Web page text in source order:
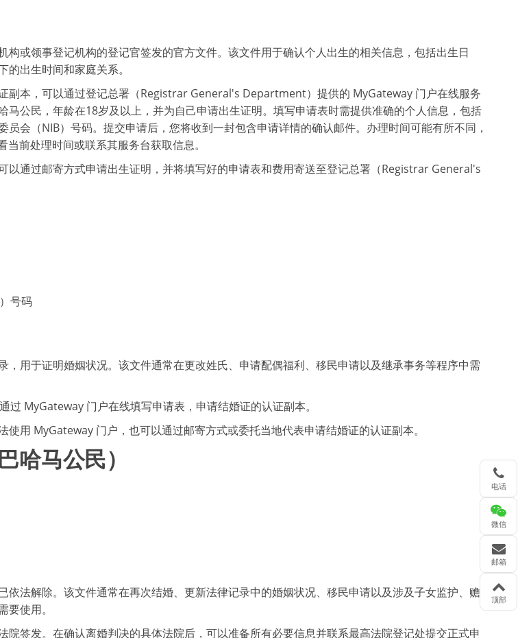
构或领事登记机构的登记官签发的官方文件。该文件用于确认个人出生的相关信息，包括出生日
出生时间和家庭关系。
副本，可以通过登记总署（Registrar General's Department）提供的 MyGateway 门户在线服务
马公民，年龄在18岁及以上，并为自己申请出生证明。填写申请表时需提供准确的个人信息，包括
员会（NIB）号码。提交申请后，您将收到一封包含申请详情的确认邮件。办理时间可能有所不同，
前处理时间或联系其服务台获取信息。
以通过邮寄方式申请出生证明，并将填写好的申请表和费用寄送至登记总署（Registrar General's
号码
，用于证明婚姻状况。该文件通常在更改姓氏、申请配偶福利、移民申请以及继承事务等程序中需
过 MyGateway 门户在线填写申请表，申请结婚证的认证副本。
使用 MyGateway 门户，也可以通过邮寄方式或委托当地代表申请结婚证的认证副本。
哈马公民）
依法解除。该文件通常在再次结婚、更新法律记录中的婚姻状况、移民申请以及涉及子女监护、赡
使用。
院签发。在确认离婚判决的具体法院后，可以准备所有必要信息并联系最高法院登记处提交正式申
电话
微信
邮箱
顶部